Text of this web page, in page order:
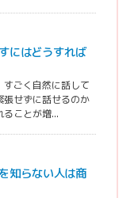
にはどうすれば
すごく自然に話して
せずに話せるのか
ことが増...
知らない人は商